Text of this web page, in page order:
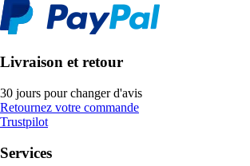
Livraison et retour
30 jours pour changer d'avis
Retournez votre commande
Trustpilot
Services